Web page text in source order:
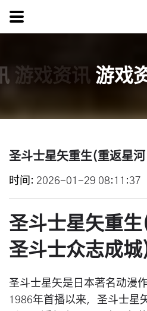
游戏资讯 游戏
圣斗士星矢重生(重返星
时间 2026-01-29 08:11:37
圣斗士星矢重生
圣斗士众志成城
圣斗士星矢是日本著名动漫
1986年首播以来，圣斗士星